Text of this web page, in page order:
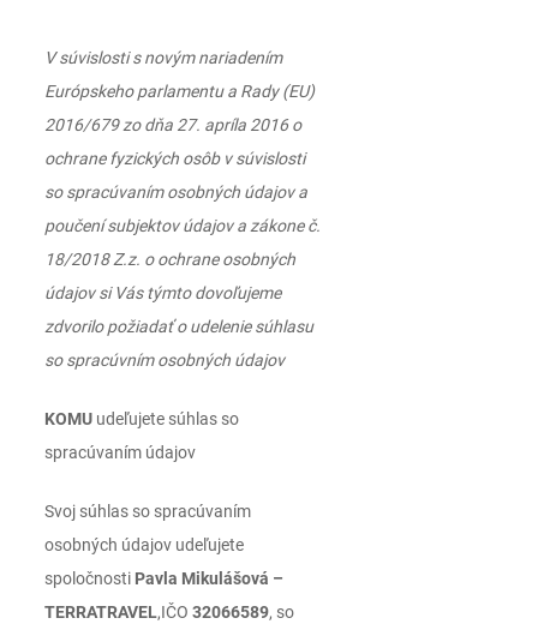
V súvislosti s novým nariadením
Európskeho parlamentu a Rady (EU)
2016/679 zo dňa 27. apríla 2016 o
ochrane fyzických osôb v súvislosti
so spracúvaním osobných údajov a
poučení subjektov údajov a zákone č.
18/2018 Z.z. o ochrane osobných
údajov si Vás týmto dovoľujeme
zdvorilo požiadať o udelenie súhlasu
so spracúvním osobných údajov
KOMU udeľujete súhlas so
spracúvaním údajov
Svoj súhlas so spracúvaním
osobných údajov udeľujete
spoločnosti Pavla Mikulášová –
TERRATRAVEL,IČO 32066589, so